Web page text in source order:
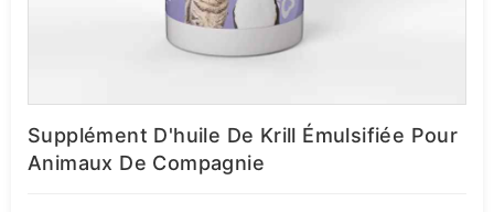
Supplément D'huile De Krill Émulsifiée Pour
Animaux De Compagnie